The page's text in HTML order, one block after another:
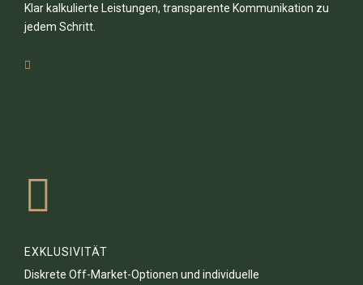
Klar kalkulierte Leistungen, transparente Kommunikation zu
jedem Schritt.
EXKLUSIVITÄT
Diskrete Off-Market-Optionen und individuelle